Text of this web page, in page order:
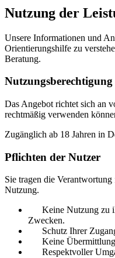
Nutzung der
Unsere Informationen und
Orientierungshilfe zu
Beratung.
Nutzungsberechtigung
Das Angebot richtet sich an
rechtmäßig verwenden
Zugänglich ab 18 Jahren in
Pflichten der Nutzer
Sie tragen die Verantwortung
Nutzung.
Keine Nutzung zu
Zwecken.
Schutz Ihrer
Keine
Respektvoller